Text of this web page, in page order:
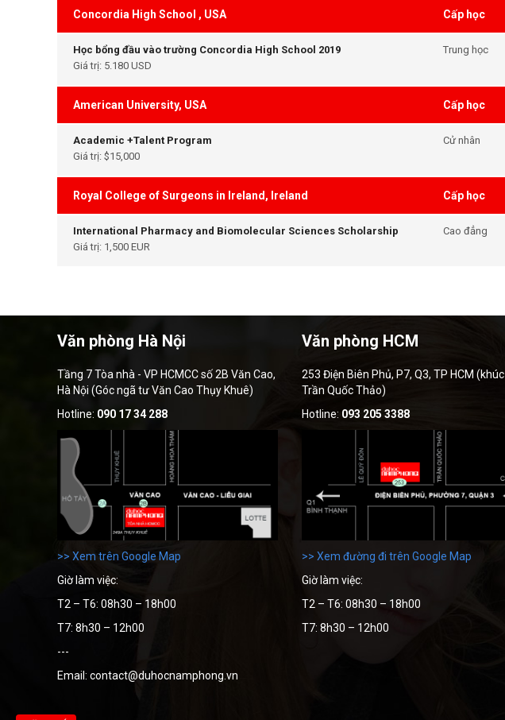
Concordia High School , USA Cấp học
Học bổng đầu vào trường Concordia High School 2019
Giá trị: 5.180 USD
Trung học
American University, USA Cấp học
Academic +Talent Program
Giá trị: $15,000
Cử nhân
Royal College of Surgeons in Ireland, Ireland Cấp học
International Pharmacy and Biomolecular Sciences Scholarship
Giá trị: 1,500 EUR
Cao đẳng
Văn phòng Hà Nội
Tầng 7 Tòa nhà - VP HCMCC số 2B Văn Cao,
Hà Nội (Góc ngã tư Văn Cao Thụy Khuê)
Hotline: 090 17 34 288
>> Xem trên Google Map
Giờ làm việc:
T2 – T6: 08h30 – 18h00
T7: 8h30 – 12h00
---
Văn phòng HCM
253 Điện Biên Phủ, P7, Q3, TP HCM (khúc
Trần Quốc Thảo)
Hotline: 093 205 3388
>> Xem đường đi trên Google Map
Giờ làm việc:
T2 – T6: 08h30 – 18h00
T7: 8h30 – 12h00
Email: contact@duhocnamphong.vn